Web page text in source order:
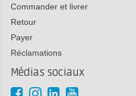
Commander et livrer
Retour
Payer
Réclamations
Médias sociaux